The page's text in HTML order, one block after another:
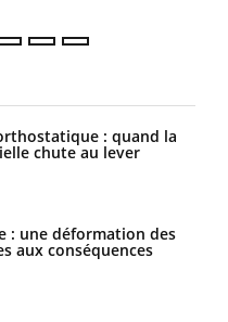
: quand la
chute au lever
: une déformation des
aux conséquences